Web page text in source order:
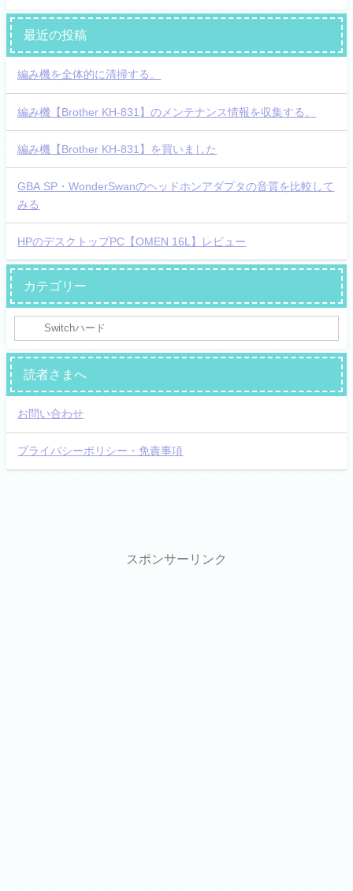
最近の投稿
編み機を全体的に清掃する。
編み機【Brother KH-831】のメンテナンス情報を収集する。
編み機【Brother KH-831】を買いました
GBA SP・WonderSwanのヘッドホンアダプタの音質を比較して
みる
HPのデスクトップPC【OMEN 16L】レビュー
カテゴリー
読者さまへ
お問い合わせ
プライバシーポリシー・免責事項
スポンサーリンク